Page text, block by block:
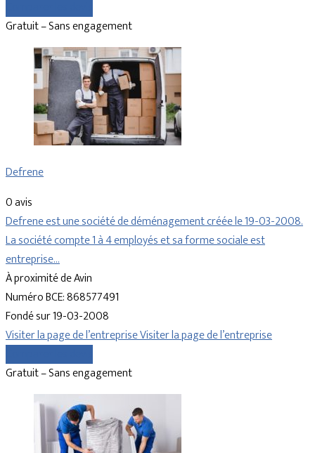
Gratuit – Sans engagement
Defrene
0 avis
Defrene est une société de déménagement créée le 19-03-2008.
La société compte 1 à 4 employés et sa forme sociale est
entreprise…
À proximité de Avin
Numéro BCE: 868577491
Fondé sur 19-03-2008
Visiter la page de l’entrepriseVisiter la page de l’entreprise
Gratuit – Sans engagement